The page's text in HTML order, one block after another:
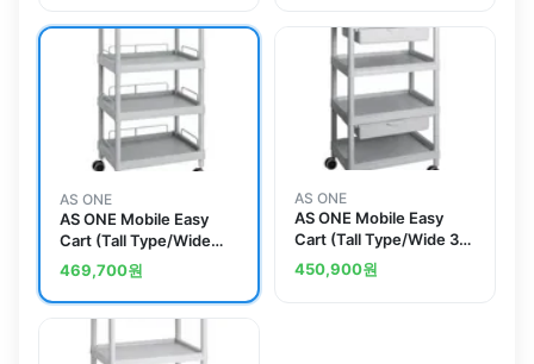
AS ONE
AS ONE Mobile Easy
Cart (Tall Type/Wide
32) Gray 4 Stages Wiith
Guard Frame ME32J
469,700원
AS ONE
AS ONE Mobile Easy
Cart (Tall Type/Wide 32)
Gray 4 Stages Wiith
Drawer ME32F
450,900원